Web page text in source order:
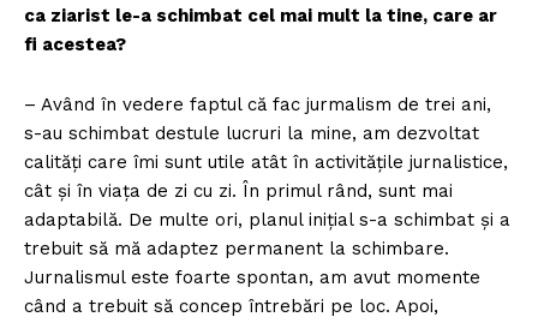
ca ziarist le-a schimbat cel mai mult la tine, care ar
fi acestea?
– Având în vedere faptul că fac jurmalism de trei ani,
s-au schimbat destule lucruri la mine, am dezvoltat
calități care îmi sunt utile atât în activitățile jurnalistice,
cât și în viața de zi cu zi. În primul rând, sunt mai
adaptabilă. De multe ori, planul inițial s-a schimbat și a
trebuit să mă adaptez permanent la schimbare.
Jurnalismul este foarte spontan, am avut momente
când a trebuit să concep întrebări pe loc. Apoi,